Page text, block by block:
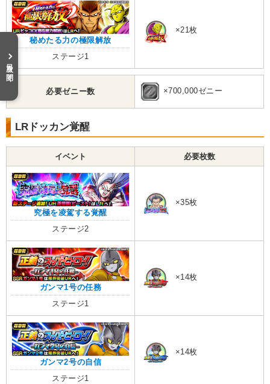
秘めたる力の極限解放
ステージ1
×21枚
必要ゼニー数 ×700,000ゼニー
LRドッカン覚醒
イベント 必要枚数
究極を凌駕する覚醒
ステージ2
×35枚
ガンマ1号の任務
ステージ1
×14枚
ガンマ2号の自信
ステージ1
×14枚
目次を開く